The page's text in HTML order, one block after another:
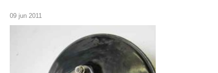
09 jun 2011